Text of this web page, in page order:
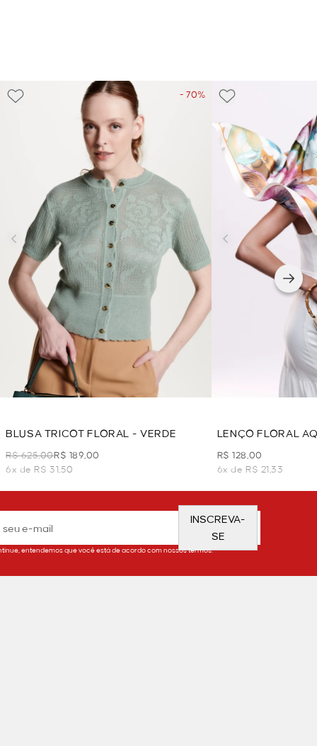
- 70%
BLUSA TRICOT FLORAL - VERDE
R$ 625,00R$ 189,00
6x de R$ 31,50
LENÇO FLORAL
R$ 128,00
6x de R$ 21,33
INSCREVA-
SE
entendemos que você está de acordo com nossos termos.